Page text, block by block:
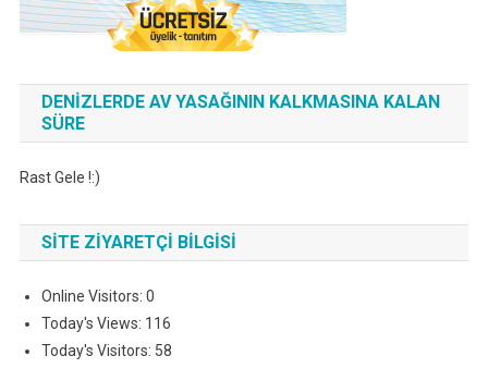
DENIZLERDE AV YASAĞININ KALKMASINA KALAN
SÜRE
Rast Gele !:)
SITE ZIYARETÇI BILGISI
Online Visitors: 0
Today's Views: 116
Today's Visitors: 58